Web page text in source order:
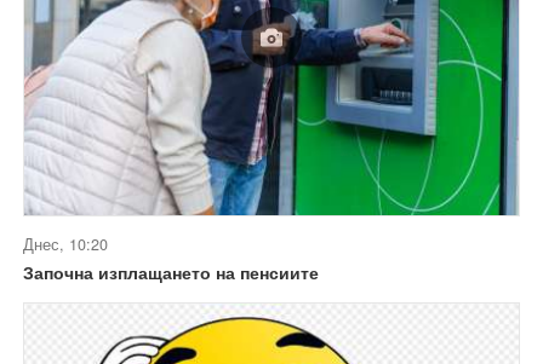
Днес, 10:20
Започна изплащането на пенсиите